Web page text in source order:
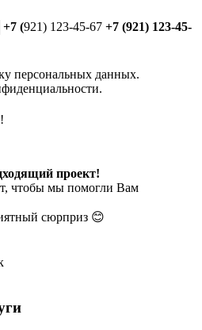
+7 (921) 123-45-67 +7 (921) 123-45-
персональных данных.
проект!
чтобы мы помогли Вам
сюрприз 😊